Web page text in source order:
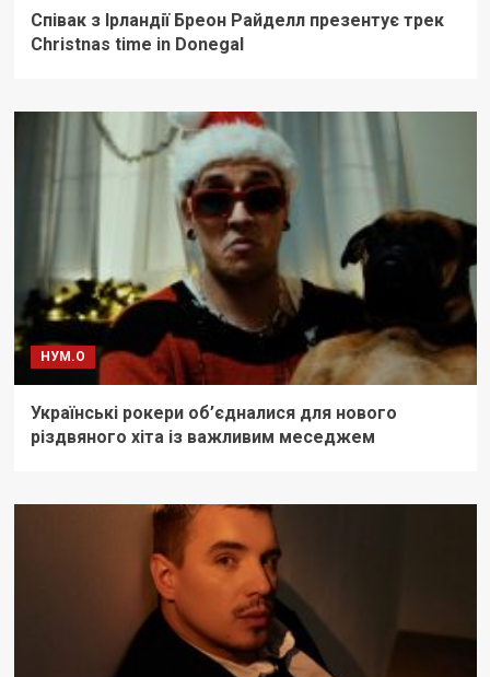
Співак з Ірландії Бреон Райделл презентує трек
Christnas time in Donegal
НУМ.О
Українські рокери об’єдналися для нового
різдвяного хіта із важливим меседжем